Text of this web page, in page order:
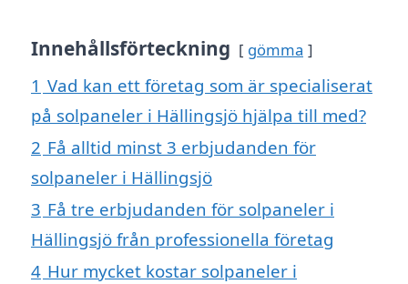
Innehållsförteckning gömma
1 Vad kan ett företag som är specialiserat
på solpaneler i Hällingsjö hjälpa till med?
2 Få alltid minst 3 erbjudanden för
solpaneler i Hällingsjö
3 Få tre erbjudanden för solpaneler i
Hällingsjö från professionella företag
4 Hur mycket kostar solpaneler i